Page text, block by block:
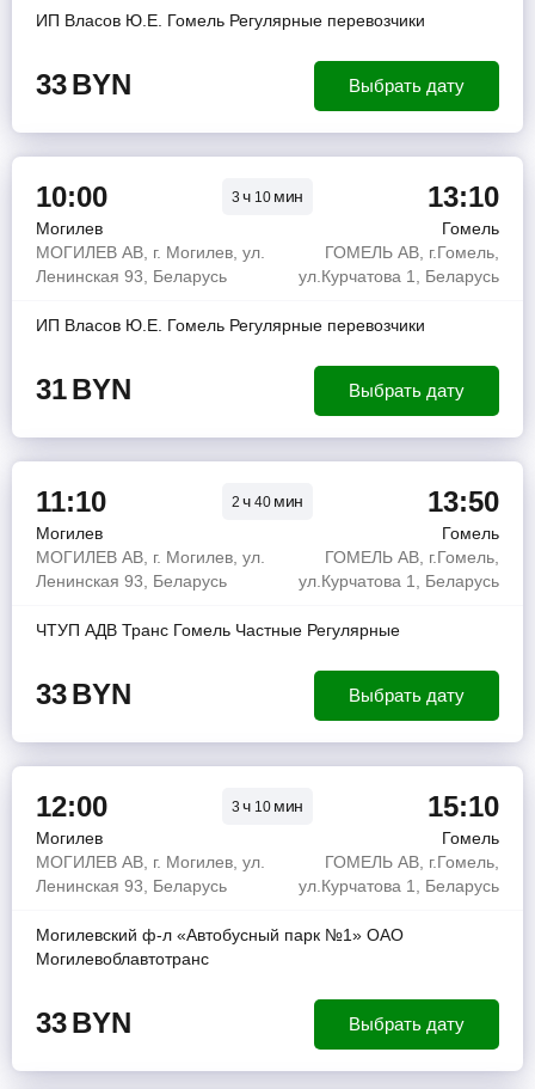
ИП Власов Ю.Е. Гомель Регулярные перевозчики
33BYN Выбрать дату
10:00 3ч 10 мин 13:10
Могилев
Гомель
МОГИЛЕВ АВ, г. Могилев, ул.
Ленинская 93, Беларусь
ГОМЕЛЬ АВ, г.Гомель,
ул.Курчатова 1, Беларусь
ИП Власов Ю.Е. Гомель Регулярные перевозчики
31BYN Выбрать дату
11:10 2ч 40 мин 13:50
Могилев
Гомель
МОГИЛЕВ АВ, г. Могилев, ул.
Ленинская 93, Беларусь
ГОМЕЛЬ АВ, г.Гомель,
ул.Курчатова 1, Беларусь
ЧТУП АДВ Транс Гомель Частные Регулярные
33BYN Выбрать дату
12:00 3ч 10 мин 15:10
Могилев
Гомель
МОГИЛЕВ АВ, г. Могилев, ул.
Ленинская 93, Беларусь
ГОМЕЛЬ АВ, г.Гомель,
ул.Курчатова 1, Беларусь
Могилевский ф-л «Автобусный парк №1» ОАО
Могилевоблавтотранс
33BYN Выбрать дату